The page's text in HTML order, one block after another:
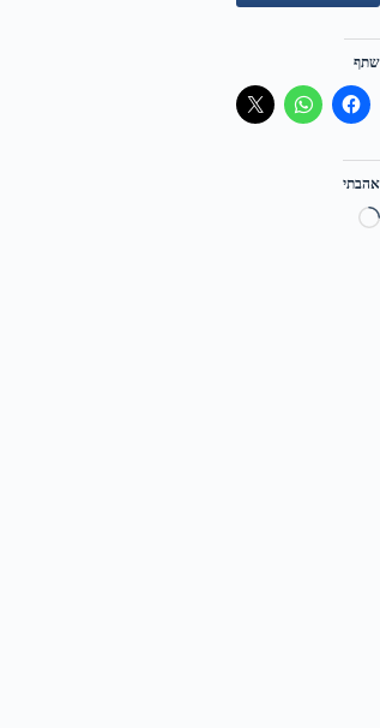
שתף
אהבתי
טוען...